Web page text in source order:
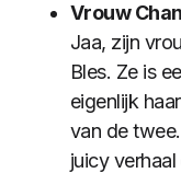
Vrouw
Jaa, zijn
Bles. Ze is
eigenlijk
van de
juicy